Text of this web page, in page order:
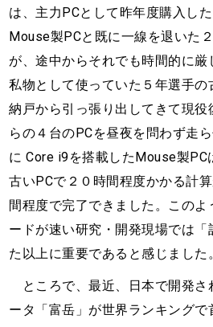
は、主力PCとして昨年度購入し
Mouse製PCと既に一線を退いた
が、途中からそれでも時間的に厳
私物として使っていた５年選手の
納戸から引っ張り出してきて現
らの４台のPCを昼夜を問わず走
に Core i9を搭載したMouse製PC
古いPCで２０時間程度かかる計
間程度で完了できました。この
ードが速い研究・開発現場では「
た以上に重要であると感じました。
ところで、最近、日本で開発さ
ータ「富岳」が世界ランキングで